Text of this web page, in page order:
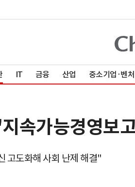
IT 금융 산업 중소기업·벤처
속가능경영보
고도화해 사회 난제 해결"